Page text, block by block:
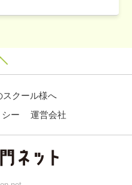
スクール様へ
ー
運営会社